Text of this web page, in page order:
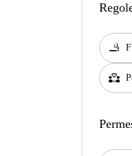
smoking_rooms
partner_heart